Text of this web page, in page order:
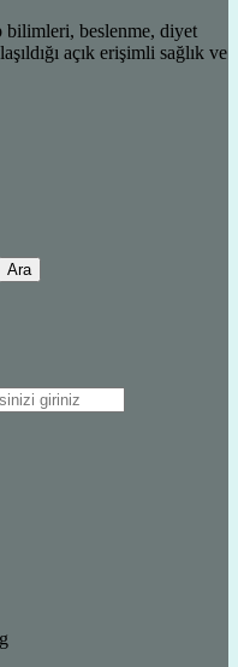
bilimleri, beslenme, diyet
açık erişimli sağlık ve